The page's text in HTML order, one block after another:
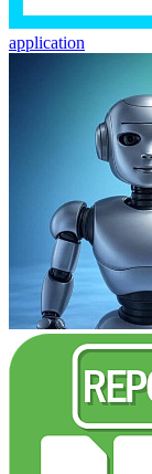
application